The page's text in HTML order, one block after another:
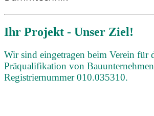
Ihr Projekt - Unser Ziel!
Wir sind eingetragen beim Verein für
Präqualifikation von
Registriernummer 010.035310.